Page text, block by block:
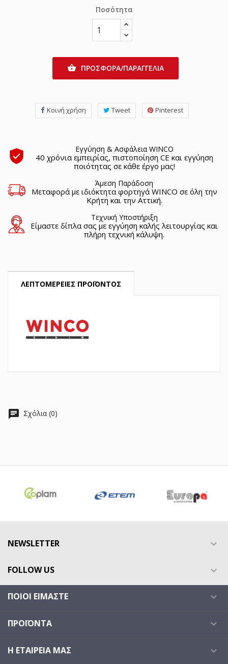
Ποσότητα
 ΠΡΟΣΦΟΡΑ/ΠΑΡΑΓΓΕΛΙΑ
Κοινή χρήση Tweet Pinterest
Εγγύηση & Ασφάλεια WINCO
40 χρόνια εμπειρίας, πιστοποίηση CE και εγγύηση
ποιότητας σε κάθε έργο μας!
Άμεση Παράδοση
Μεταφορά με ιδιόκτητα φορτηγά WINCO σε όλη την
Κρήτη και την Αττική.
Τεχνική Υποστήριξη
Είμαστε δίπλα σας με εγγύηση καλής λειτουργίας και
πλήρη τεχνική κάλυψη.
ΛΕΠΤΟΜΈΡΕΙΕΣ ΠΡΟΪΌΝΤΟΣ
chat Σχόλια (0)
NEWSLETTER 
FOLLOW US 
ΠΟΙΟΙ ΕΊΜΑΣΤΕ 
ΠΡΟΪΌΝΤΑ 
Η ΕΤΑΙΡΕΊΑ ΜΑΣ 